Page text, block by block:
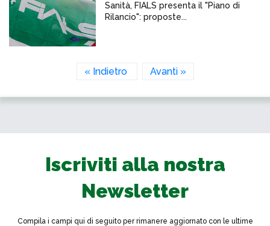
Sanità, FIALS presenta il "Piano di
Rilancio": proposte...
« Indietro Avanti »
Iscriviti alla nostra
Newsletter
Compila i campi qui di seguito per rimanere aggiornato con le ultime